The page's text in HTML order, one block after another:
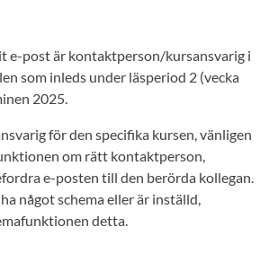
e-post är kontaktperson/kursansvarig i
som inleds under läsperiod 2 (vecka
2025.
för den specifika kursen, vänligen
om rätt kontaktperson,
e-posten till den berörda kollegan.
något schema eller är inställd,
detta.